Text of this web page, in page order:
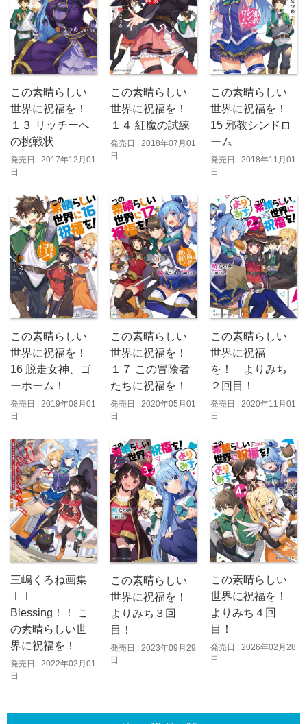
この素晴らしい
世界に祝福を！
１３ リッチーへ
の挑戦状
発売日 : 2017年12月01
日
この素晴らしい
世界に祝福を！
１４ 紅魔の試練
発売日 : 2018年07月01
日
この素晴らしい
世界に祝福を！
15 邪教シンドロ
ーム
発売日 : 2018年11月01
日
この素晴らしい
世界に祝福を！
16 脱走女神、ゴ
ーホーム！
発売日 : 2019年08月01
日
この素晴らしい
世界に祝福を！
１７ この冒険者
たちに祝福を！
発売日 : 2020年05月01
日
この素晴らしい
世界に祝福
を！ よりみち
２回目！
発売日 : 2020年11月01
日
三嶋くろね画集
Blessing！！ こ
の素晴らしい世
界に祝福を！
発売日 : 2022年02月01
日
この素晴らしい
世界に祝福を！
よりみち３回
目！
発売日 : 2023年09月29
日
この素晴らしい
世界に祝福を！
よりみち４回
目！
発売日 : 2026年02月28
日